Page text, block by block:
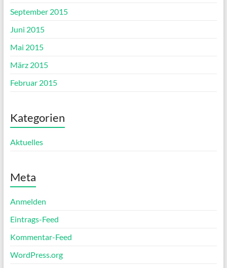
September 2015
Juni 2015
Mai 2015
März 2015
Februar 2015
Kategorien
Aktuelles
Meta
Anmelden
Eintrags-Feed
Kommentar-Feed
WordPress.org